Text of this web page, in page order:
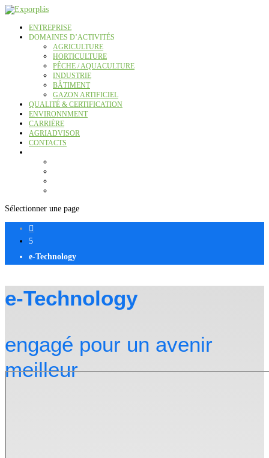
ENTREPRISE
DOMAINES D’ACTIVITÉS
AGRICULTURE
HORTICULTURE
PÊCHE / AQUACULTURE
INDUSTRIE
BÂTIMENT
GAZON ARTIFICIEL
QUALITÉ & CERTIFICATION
ENVIRONNMENT
CARRIÈRE
AGRIADVISOR
CONTACTS
Sélectionner une page

5
e-Technology
e-Technology
engagé pour un avenir
meilleur